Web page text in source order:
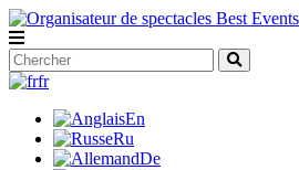
fr
En
Ru
De